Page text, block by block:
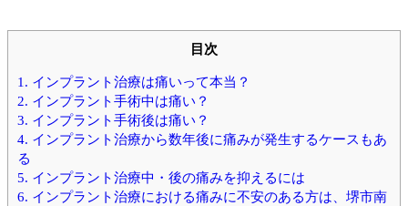
目次
1. インプラント治療は痛いって本当？
2. インプラント手術中は痛い？
3. インプラント手術後は痛い？
4. インプラント治療から数年後に痛みが発生するケースもあ
る
5. インプラント治療中・後の痛みを抑えるには
6. インプラント治療における痛みに不安のある方は、堺市南